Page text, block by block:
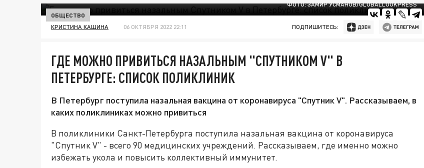
ФОТО: ЗАМИР УСМАНОВ/GLOBALLOOKPRESS
ОБЩЕСТВО
КРИСТИНА КАШИНА 06 ОКТЯБРЯ 2022 22:11 ПОДПИШИТЕСЬ:
ГДЕ МОЖНО ПРИВИТЬСЯ НАЗАЛЬНЫМ "СПУТНИКОМ V" В
ПЕТЕРБУРГЕ: СПИСОК ПОЛИКЛИНИК
В Петербург поступила назальная вакцина от коронавируса "Спутник V". Рассказываем, в
каких поликлиниках можно привиться
В поликлиники Санкт-Петербурга поступила назальная вакцина от коронавируса
"Спутник V" - всего 90 медицинских учреждений. Рассказываем, где именно можно
избежать укола и повысить коллективный иммунитет.